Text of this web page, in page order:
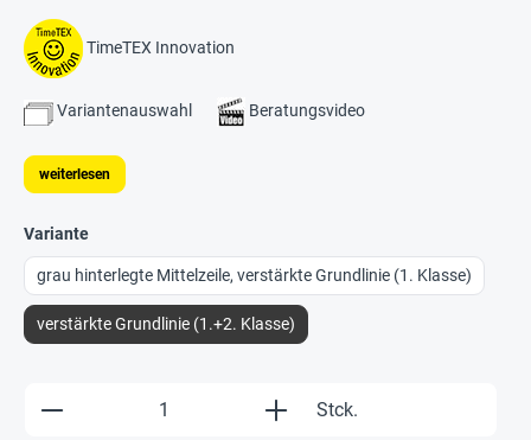
TimeTEX Innovation
Variantenauswahl Beratungsvideo
weiterlesen
Variante
grau hinterlegte Mittelzeile, verstärkte Grundlinie (1. Klasse)
verstärkte Grundlinie (1.+2. Klasse)
Produkt Anzahl: Gib den gewünschten
Stck.